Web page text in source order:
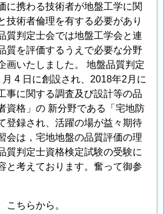
に携わる技術者が地盤工学に関
技術者倫理を有する必要があり
質判定士会では地盤工学会と連
質を評価するうえで必要な分野
画いたしました。 地盤品質判定
4 日に創設され、2018年2月に
事に関する調査及び設計等の品
資格」の 新分野である「宅地防
登録され、活躍の場が益々期待
会は，宅地地盤の品質評価の理
質判定士資格検定試験の受験に
と考えております。奮って御参
こちらから。